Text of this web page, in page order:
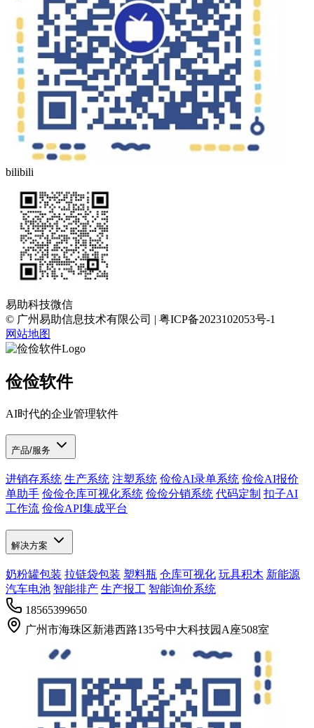
bilibili
易助科技微信
© 广州易助信息技术有限公司 | 粤ICP备2023102053号-1
网站地图
俭俭软件
AI时代的企业管理软件
产品/服务
进销存系统 生产系统 注塑系统 俭俭AI录单系统 俭俭AI报价
单助手 俭俭仓库可视化系统 俭俭分销系统 代码定制 扣子AI
工作流 俭俭API集成平台
解决方案
奶粉罐包装 拉链袋包装 塑料瓶 仓库可视化 玩具积木 新能源
汽车电池 智能排产 生产报工 智能询价系统
18565399650
广州市海珠区新港西路135号中大科技园A座508室